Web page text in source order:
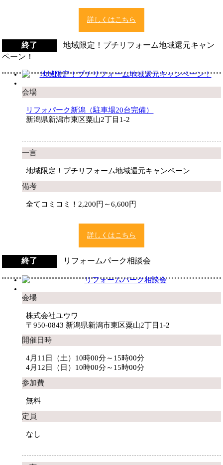
詳しくはこちら
終了
地域限定！プチリフォーム地域還元キャン
ペーン！
会場
リフォパーク新潟（駐車場20台完備）
新潟県新潟市東区粟山2丁目1-2
一言
地域限定！プチリフォーム地域還元キャンペーン
備考
全てコミコミ！2,200円～6,600円
詳しくはこちら
終了 リフォームパーク相談会
会場
株式会社ユウワ
〒950-0843 新潟県新潟市東区粟山2丁目1-2
開催日時
4月11日（土）10時00分～15時00分
4月12日（日）10時00分～15時00分
参加費
無料
定員
なし